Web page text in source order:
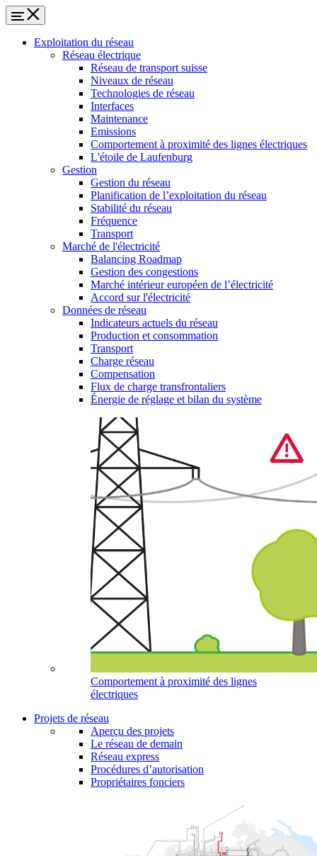
Exploitation du réseau
Réseau électrique
Réseau de transport suisse
Niveaux de réseau
Technologies de réseau
Interfaces
Maintenance
Emissions
Comportement à proximité des lignes électriques
L'étoile de Laufenburg
Gestion
Gestion du réseau
Planification de l’exploitation du réseau
Stabilité du réseau
Fréquence
Transport
Marché de l'électricité
Balancing Roadmap
Gestion des congestions
Marché intérieur européen de l’électricité
Accord sur l'électricité
Données de réseau
Indicateurs actuels du réseau
Production et consommation
Transport
Charge réseau
Compensation
Flux de charge transfrontaliers
Énergie de réglage et bilan du système
Comportement à proximité des lignes
électriques
Projets de réseau
Aperçu des projets
Le réseau de demain
Réseau express
Procédures d’autorisation
Propriétaires fonciers